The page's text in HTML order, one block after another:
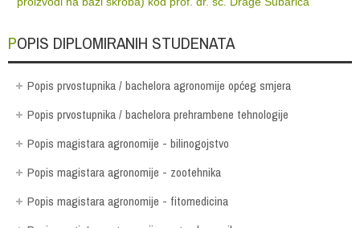
POPIS DIPLOMIRANIH STUDENATA
Popis prvostupnika / bachelora agronomije općeg smjera
Popis prvostupnika / bachelora prehrambene tehnologije
Popis magistara agronomije - bilinogojstvo
Popis magistara agronomije - zootehnika
Popis magistara agronomije - fitomedicina